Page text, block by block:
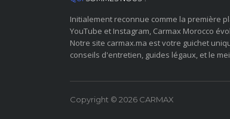
Initialement reconnue comme la première
YouTube et Instagram, Carmax Morocco
Notre site carmax.ma est votre guichet
conseils d'entretien, guides légaux, et le
Copyright © 2026 CARMAX